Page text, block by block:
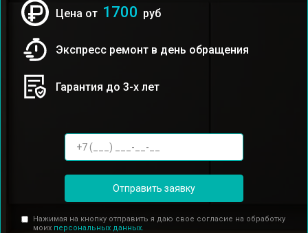
Цена от 1700 руб
Экспресс ремонт в день обращения
Гарантия до 3-х лет
Отправить заявку
Нажимая на кнопку отправить я даю свое согласие на обработку
моих персональных данных.